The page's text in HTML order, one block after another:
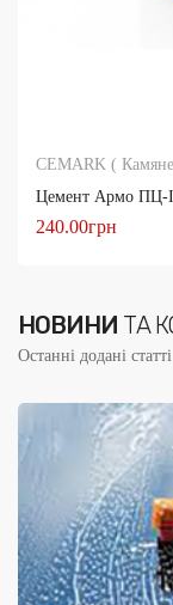
CEMARK (
Цемент Армо ПЦ-
240.00грн
НОВИНИ ТА
Останні додані статті